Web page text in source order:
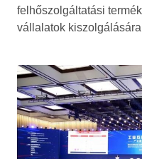
felhőszolgáltatási
vállalatok